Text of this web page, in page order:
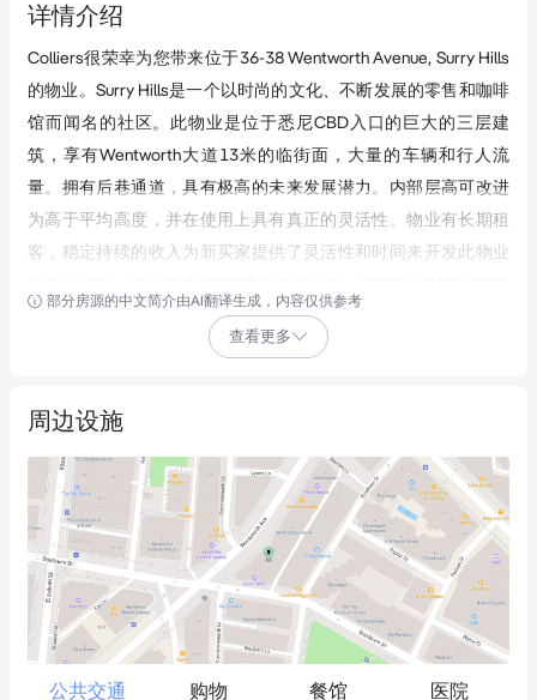
详情介绍
Colliers很荣幸为您带来位于36-38 Wentworth Avenue, Surry Hills
的物业。Surry Hills是一个以时尚的文化、不断发展的零售和咖啡
馆而闻名的社区。此物业是位于悉尼CBD入口的巨大的三层建
筑，享有Wentworth大道13米的临街面，大量的车辆和行人流
量。拥有后巷通道，具有极高的未来发展潜力。内部层高可改进
为高于平均高度，并在使用上具有真正的灵活性。物业有长期租
客，稳定持续的收入为新买家提供了灵活性和时间来开发此物业
- 278平方米的占地面积
- 双临街面
-三层楼永久产权，带复式结构的额外区域
- 内部空间高，自然光线充足
- B4 Zoning区域划分非常有利，5:1的FSR和18米的高度限制
- 可全部出租给2个租户，每年总租金约$275,000。
- 位于Surry Hills的黄金地段，距离Firedoor, Chin Chin, The Winery
部分房源的中文简介由AI翻译生成，内容仅供参考
查看更多
周边设施
公共交通 购物 餐馆 医院